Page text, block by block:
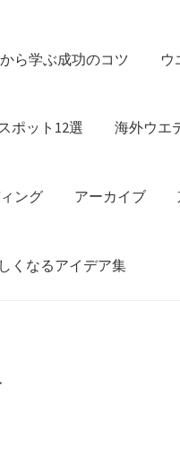
ら学ぶ成功のコツ ウ
ポット12選 海外ウエ
ング アーカイブ
くなるアイデア集